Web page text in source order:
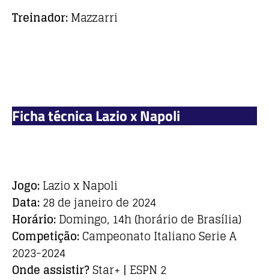
Treinador:Mazzarri
Ficha técnica Lazio x Napoli
Jogo:Lazio x Napoli
Data:28 de janeiro de 2024
Horário:Domingo, 14h (horário de Brasília)
Competição:Campeonato Italiano Serie A
2023-2024
Onde assistir?Star+ | ESPN 2